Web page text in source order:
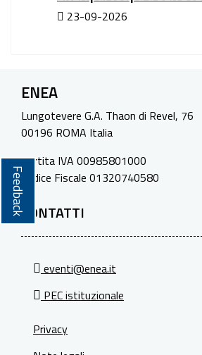
23-09-2026
ENEA
Lungotevere G.A. Thaon di Revel, 76
00196 ROMA Italia
Partita IVA 00985801000
Codice Fiscale 01320740580
CONTATTI
eventi@enea.it
PEC istituzionale
Privacy
Feedback